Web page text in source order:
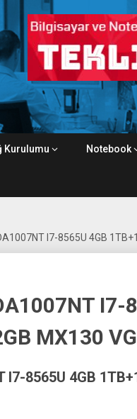
Kurulumu Notebook
I7-8565U 4GB
I7-
MX130
8565U 4GB